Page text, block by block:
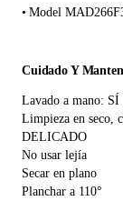
Model
Cuidado Y
Lavado a mano: SÍ
Limpieza en seco,
DELICADO
No usar lejía
Secar en plano
Planchar a 110°